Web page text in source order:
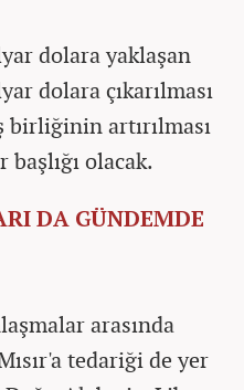
dolara yaklaşan
dolara çıkarılması
artırılması
olacak.
DA GÜNDEMDE
arasında
tedariği de yer